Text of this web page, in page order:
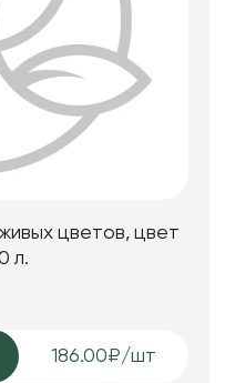
цветов, цвет
л.
186.00₽/шт